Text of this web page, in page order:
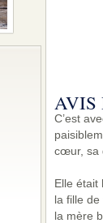
AVIS
C’est
cœur, sa
Elle était
la fille
la mère